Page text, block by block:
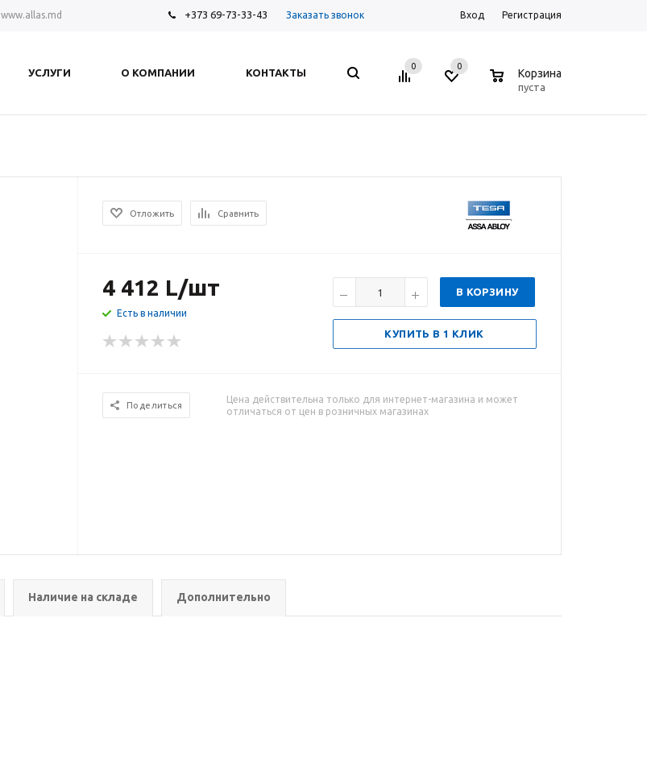
www.allas.md +373 69-73-33-43 Заказать звонок Вход Регистрация
УСЛУГИ О КОМПАНИИ КОНТАКТЫ
0 0
Корзина
пуста
Отложить Сравнить
4 412 L/шт
Есть в наличии
В КОРЗИНУ
КУПИТЬ В 1 КЛИК
Поделиться
Цена действительна только для интернет-магазина и может
отличаться от цен в розничных магазинах
Наличие на складе Дополнительно